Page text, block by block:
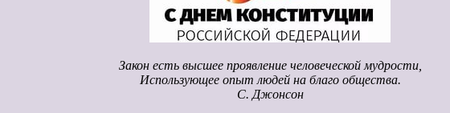
Закон есть высшее проявление человеческой мудрости,
Использующее опыт людей на благо общества.
С. Джонсон